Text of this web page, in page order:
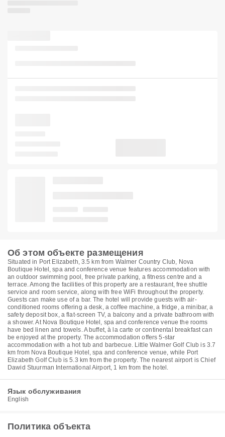
Об этом объекте размещения
Situated in Port Elizabeth, 3.5 km from Walmer Country Club, Nova
Boutique Hotel, spa and conference venue features accommodation with
an outdoor swimming pool, free private parking, a fitness centre and a
terrace. Among the facilities of this property are a restaurant, free shuttle
service and room service, along with free WiFi throughout the property.
Guests can make use of a bar. The hotel will provide guests with air-
conditioned rooms offering a desk, a coffee machine, a fridge, a minibar, a
safety deposit box, a flat-screen TV, a balcony and a private bathroom with
a shower. At Nova Boutique Hotel, spa and conference venue the rooms
have bed linen and towels. A buffet, à la carte or continental breakfast can
be enjoyed at the property. The accommodation offers 5-star
accommodation with a hot tub and barbecue. Little Walmer Golf Club is 3.7
km from Nova Boutique Hotel, spa and conference venue, while Port
Elizabeth Golf Club is 5.3 km from the property. The nearest airport is Chief
Dawid Stuurman International Airport, 1 km from the hotel.
Язык обслуживания
English
Политика объекта